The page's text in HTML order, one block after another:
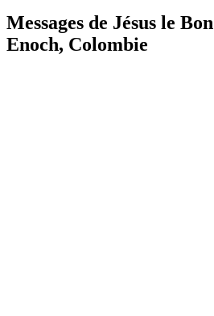
Messages de Jésus le
Enoch, Colombie